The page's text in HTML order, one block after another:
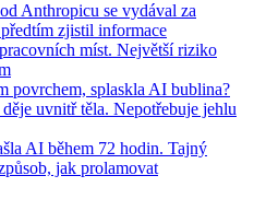
Anthropicu se vydával za
zjistil informace
míst. Největší riziko
povrchem, splaskla AI bublina?
uvnitř těla. Nepotřebuje jehlu
AI během 72 hodin. Tajný
jak prolamovat